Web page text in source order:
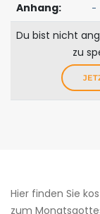
Anhang:
Du bist nicht
zu
Hier finden Sie
zum